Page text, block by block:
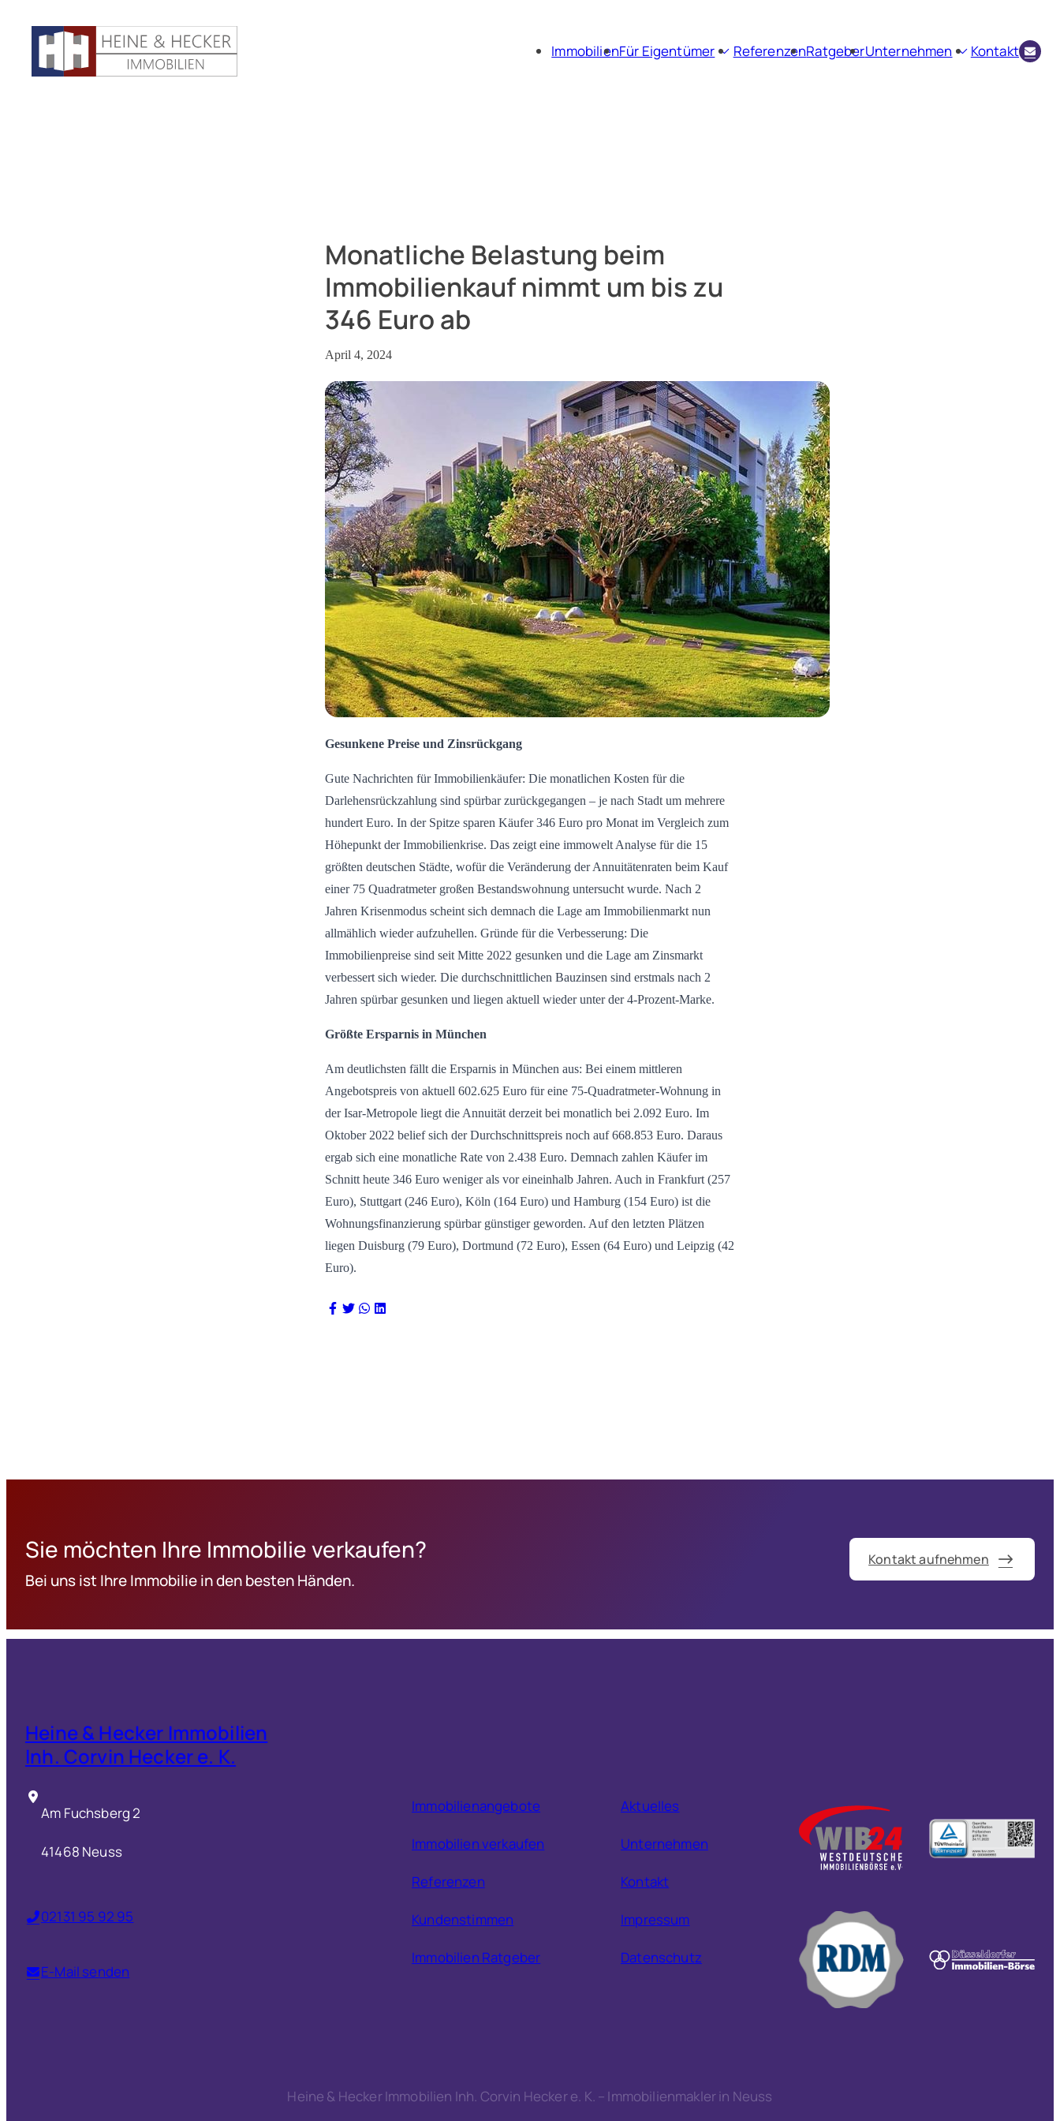
ImmobilienFür Eigentümer
ReferenzenRatgeberUnternehmen
Kontakt
Monatliche Belastung beim
Immobilienkauf nimmt um bis zu
346 Euro ab
April 4, 2024
Gesunkene Preise und Zinsrückgang
Gute Nachrichten für Immobilienkäufer: Die monatlichen Kosten für die
Darlehensrückzahlung sind spürbar zurückgegangen – je nach Stadt um mehrere
hundert Euro. In der Spitze sparen Käufer 346 Euro pro Monat im Vergleich zum
Höhepunkt der Immobilienkrise. Das zeigt eine immowelt Analyse für die 15
größten deutschen Städte, wofür die Veränderung der Annuitätenraten beim Kauf
einer 75 Quadratmeter großen Bestandswohnung untersucht wurde. Nach 2
Jahren Krisenmodus scheint sich demnach die Lage am Immobilienmarkt nun
allmählich wieder aufzuhellen. Gründe für die Verbesserung: Die
Immobilienpreise sind seit Mitte 2022 gesunken und die Lage am Zinsmarkt
verbessert sich wieder. Die durchschnittlichen Bauzinsen sind erstmals nach 2
Jahren spürbar gesunken und liegen aktuell wieder unter der 4-Prozent-Marke.
Größte Ersparnis in München
Am deutlichsten fällt die Ersparnis in München aus: Bei einem mittleren
Angebotspreis von aktuell 602.625 Euro für eine 75-Quadratmeter-Wohnung in
der Isar-Metropole liegt die Annuität derzeit bei monatlich bei 2.092 Euro. Im
Oktober 2022 belief sich der Durchschnittspreis noch auf 668.853 Euro. Daraus
ergab sich eine monatliche Rate von 2.438 Euro. Demnach zahlen Käufer im
Schnitt heute 346 Euro weniger als vor eineinhalb Jahren. Auch in Frankfurt (257
Euro), Stuttgart (246 Euro), Köln (164 Euro) und Hamburg (154 Euro) ist die
Wohnungsfinanzierung spürbar günstiger geworden. Auf den letzten Plätzen
liegen Duisburg (79 Euro), Dortmund (72 Euro), Essen (64 Euro) und Leipzig (42
Euro).
Sie möchten Ihre Immobilie verkaufen?
Bei uns ist Ihre Immobilie in den besten Händen.
Kontakt aufnehmen
Heine & Hecker Immobilien
Inh. Corvin Hecker e. K.
Am Fuchsberg 2
41468 Neuss
02131 95 92 95
E-Mail senden
Immobilienangebote
Immobilien verkaufen
Referenzen
Kundenstimmen
Immobilien Ratgeber
Aktuelles
Unternehmen
Kontakt
Impressum
Datenschutz
Heine & Hecker Immobilien Inh. Corvin Hecker e. K. – Immobilienmakler in Neuss